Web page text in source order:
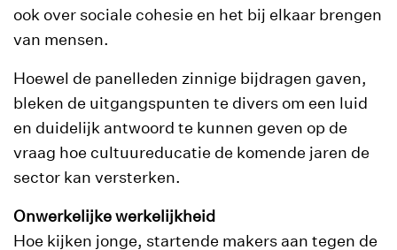
ook over sociale cohesie en het bij elkaar brengen
van mensen.
Hoewel de panelleden zinnige bijdragen gaven,
bleken de uitgangspunten te divers om een luid
en duidelijk antwoord te kunnen geven op de
vraag hoe cultuureducatie de komende jaren de
sector kan versterken.
Onwerkelijke werkelijkheid
Hoe kijken jonge, startende makers aan tegen de